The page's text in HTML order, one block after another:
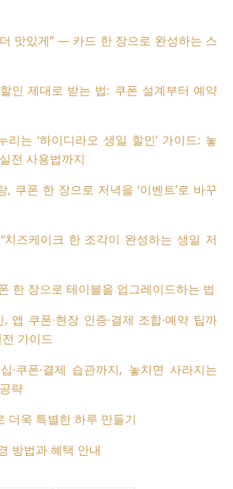
맛있게” — 카드 한 장으로 완성하는 스
인 제대로 받는 법: 쿠폰 설계부터 예약
리는 ‘하이디라오 생일 할인’ 가이드: 놓
전 사용법까지
, 쿠폰 한 장으로 저녁을 ‘이벤트’로 바꾸
치즈케이크 한 조각이 완성하는 생일 저
한 장으로 테이블을 업그레이드하는 법
앱 쿠폰·현장 인증·결제 조합·예약 팁까
가이드
·쿠폰·결제 습관까지, 놓치면 사라지는
략
더욱 특별한 하루 만들기
방법과 혜택 안내